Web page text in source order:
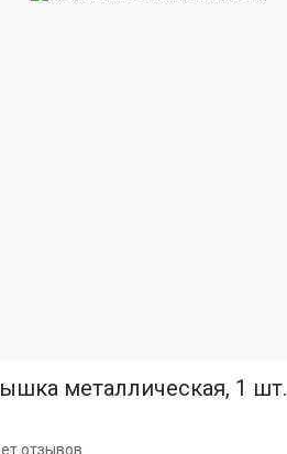
металлическая, 1 шт.
отзывов